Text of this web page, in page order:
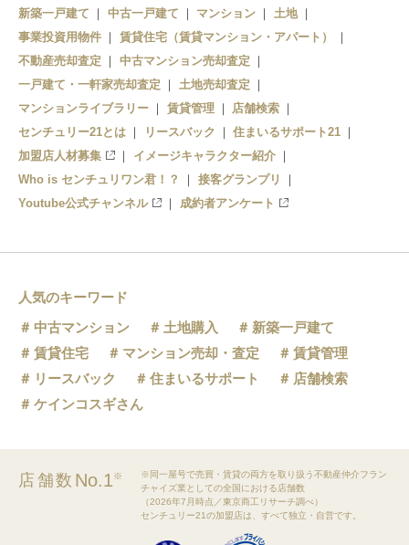
殿山駅
平磯駅
美乃浜学園駅
磯崎駅
阿字ヶ浦駅
新築一戸建て 中古一戸建て マンション
土地
事業投資用物件
賃貸住宅（賃貸マンション・アパート）
不動産売却査定
中古マンション売却査定
一戸建て・一軒家売却査定
土地売却査定
マンションライブラリー
賃貸管理
店舗検索
センチュリー21とは
リースバック
住まいるサポート21
加盟店人材募集
イメージキャラクター紹介
Who is センチュリワン君！？
接客グランプリ
Youtube公式チャンネル
成約者アンケート
人気のキーワード
中古マンション
土地購入
新築一戸建て
賃貸住宅
マンション売却・査定
賃貸管理
リースバック
住まいるサポート
店舗検索
ケインコスギさん
店舗数 No.1※
※同一屋号で売買・賃貸の両方を取り扱う不動産仲介フラン
チャイズ業としての全国における店舗数
（2026年7月時点／東京商工リサーチ調べ）
センチュリー21の加盟店は、すべて独立・自営です。